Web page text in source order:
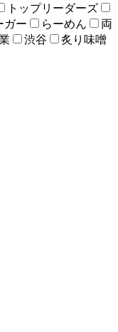
トップリーダーズ
ガー らーめん
両
渋谷
炙り味噌